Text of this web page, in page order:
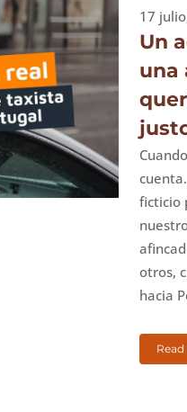
17
Un
una
ficticio
otros,
hacia